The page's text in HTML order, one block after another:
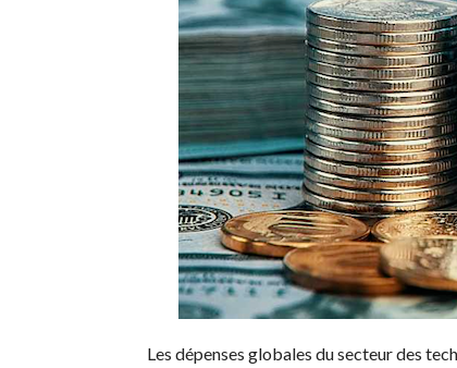
Les dépenses globales du secteur des